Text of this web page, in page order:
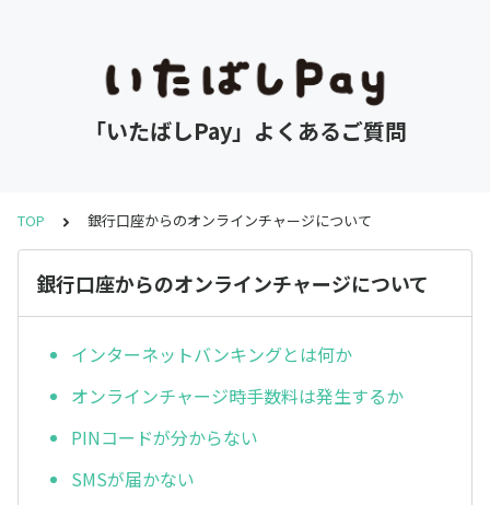
「いたばしPay」よくあるご質問
TOP 銀行口座からのオンラインチャージについて
銀行口座からのオンラインチャージについて
インターネットバンキングとは何か
オンラインチャージ時手数料は発生するか
PINコードが分からない
SMSが届かない